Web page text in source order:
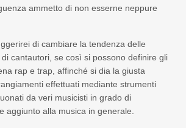
ammetto di non esserne neppure
di cambiare la tendenza delle
cantautori, se così si possono definire gli
rap e trap, affinché si dia la giusta
effettuati mediante strumenti
da veri musicisti in grado di
aggiunto alla musica in generale.